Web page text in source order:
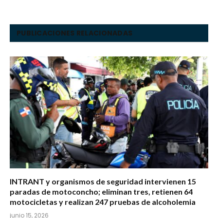
PUBLICACIONES RELACIONADAS
INTRANT y organismos de seguridad intervienen 15
paradas de motoconcho; eliminan tres, retienen 64
motocicletas y realizan 247 pruebas de alcoholemia
junio 15, 2026